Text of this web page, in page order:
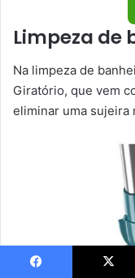
Limpeza de
Na limpeza de
Giratório, que vem
eliminar uma sujeira